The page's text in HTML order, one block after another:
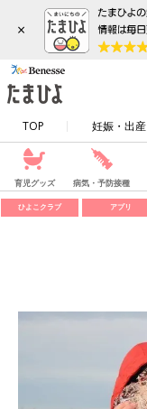
×
TOP 妊娠・出産
育児グッズ 病気・予防接種
ひよこクラブ アプリ